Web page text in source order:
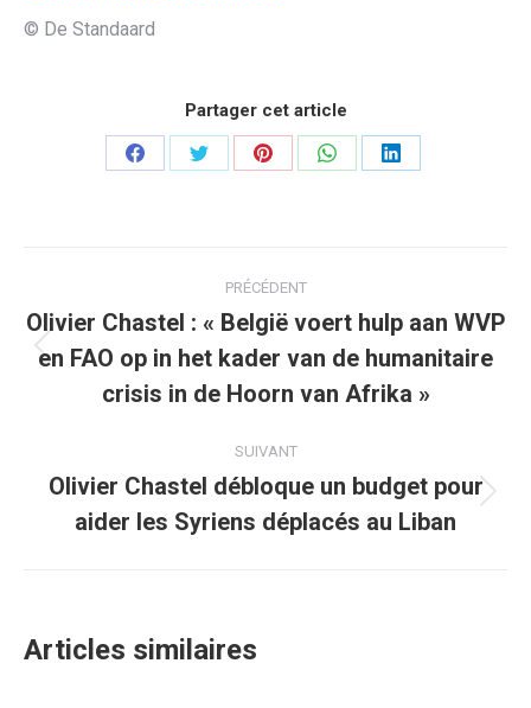
© De Standaard
Partager cet article
PartagerPartagerPartagerPartagerPartager
article
PRÉCÉDENT
Article
précédent
Olivier Chastel : « België voert hulp aan WVP
en FAO op in het kader van de humanitaire
crisis in de Hoorn van Afrika »
SUIVANT
Article
suivant
Olivier Chastel débloque un budget pour
aider les Syriens déplacés au Liban
Articles similaires